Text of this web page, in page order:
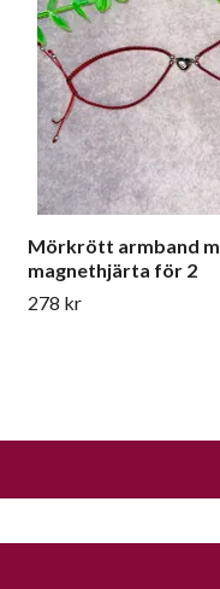
Mörkrött armband
magnethjärta för 2
278 kr